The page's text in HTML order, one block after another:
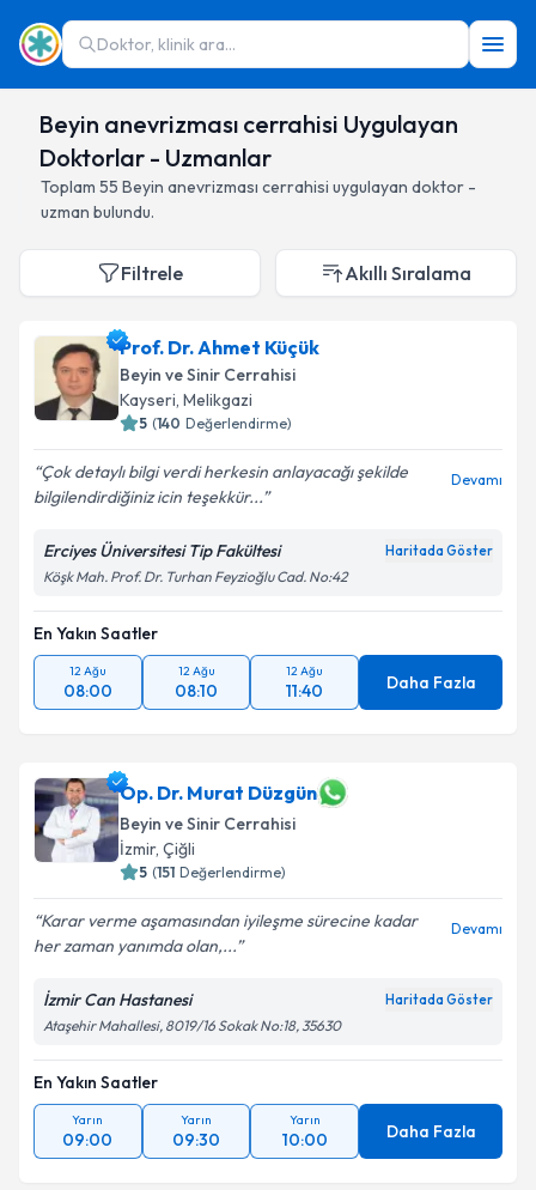
Doktor, klinik ara...
Beyin anevrizması cerrahisi Uygulayan
Doktorlar - Uzmanlar
Toplam 55 Beyin anevrizması cerrahisi uygulayan doktor -
uzman bulundu.
Filtrele Akıllı Sıralama
Prof. Dr. Ahmet Küçük
Beyin ve Sinir Cerrahisi
Kayseri, Melikgazi
5 (140 Değerlendirme)
Çok detaylı bilgi verdi herkesin anlayacağı şekilde
bilgilendirdiğiniz icin teşekkür...
Devamı
Erciyes Üniversitesi Tip Fakültesi Haritada Göster
Köşk Mah. Prof. Dr. Turhan Feyzioğlu Cad. No:42
En Yakın Saatler
12 Ağu
08:00
12 Ağu
08:10
12 Ağu
11:40 Daha Fazla
Op. Dr. Murat Düzgün
Beyin ve Sinir Cerrahisi
İzmir, Çiğli
5 (151 Değerlendirme)
Karar verme aşamasından iyileşme sürecine kadar
her zaman yanımda olan,...
Devamı
İzmir Can Hastanesi Haritada Göster
Ataşehir Mahallesi, 8019/16 Sokak No:18, 35630
En Yakın Saatler
Yarın
09:00
Yarın
09:30
Yarın
10:00 Daha Fazla